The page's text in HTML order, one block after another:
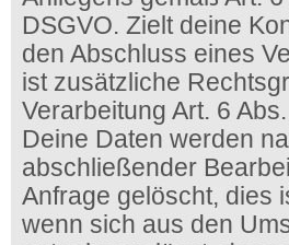
DSGVO. Zielt deine
den Abschluss eines
ist zusätzliche
Verarbeitung Art. 6
Deine Daten werden
abschließender
Anfrage gelöscht, dies
wenn sich aus den